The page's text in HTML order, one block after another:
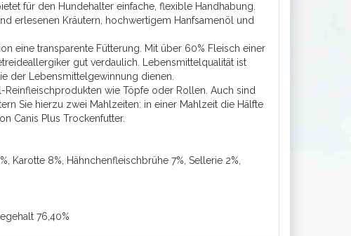
für den Hundehalter einfache, flexible Handhabung.
erlesenen Kräutern, hochwertigem Hanfsamenöl und
eine transparente Fütterung. Mit über 60% Fleisch einer
gut verdaulich. Lebensmittelqualität ist
der Lebensmittelgewinnung dienen.
wie Töpfe oder Rollen. Auch sind
Sie hierzu zwei Mahlzeiten: in einer Mahlzeit die Hälfte
Canis Plus Trockenfutter.
Karotte 8%, Hähnchenfleischbrühe 7%, Sellerie 2%,
76,40%